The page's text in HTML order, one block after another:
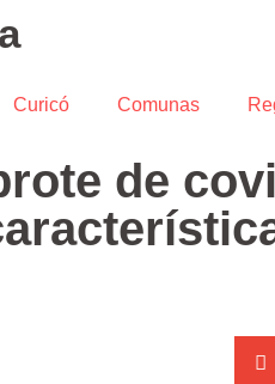
Curicó Comunas
de